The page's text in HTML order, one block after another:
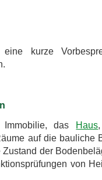
kurze
Immobilie, das Haus
auf die bauliche
der
von